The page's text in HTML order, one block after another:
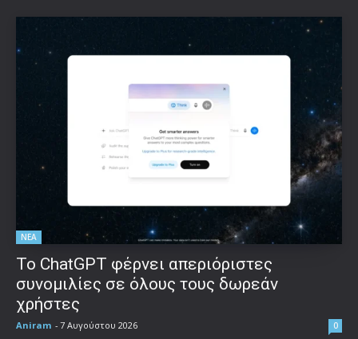
ΝΕΑ
Το ChatGPT φέρνει απεριόριστες
συνομιλίες σε όλους τους δωρεάν
χρήστες
Aniram - 7 Αυγούστου 2026 0